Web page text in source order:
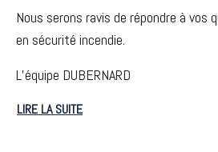
Nous serons ravis de répondre à vos
en sécurité incendie.
L’équipe DUBERNARD
LIRE LA SUITE